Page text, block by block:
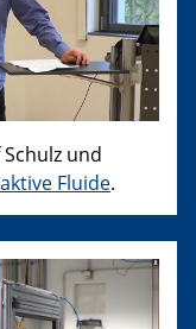
und
Fluide.